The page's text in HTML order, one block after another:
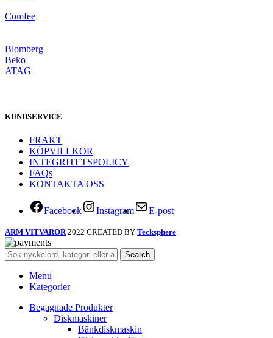
Comfee
Blomberg
Beko
ATAG
KUNDSERVICE
FRAKT
KÖPVILLKOR
INTEGRITETSPOLICY
FAQs
KONTAKTA OSS
Facebook Instagram E-post
ARM VITVAROR 2022 CREATED BY Tecksphere
Search
Menu
Kategorier
Begagnade Produkter
Diskmaskiner
Bänkdiskmaskin